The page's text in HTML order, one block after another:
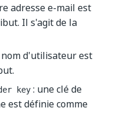
adresse e-mail est
Il s'agit de la
d'utilisateur est
key : une clé de
est définie comme